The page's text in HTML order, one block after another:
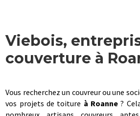
Viebois,
couverture à
Vous recherchez un couvreur ou une
vos projets de toiture à Roanne ?